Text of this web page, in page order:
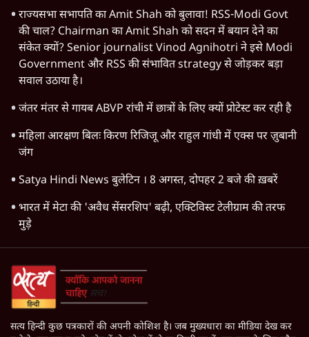
Chhatron Ki Goonj in Prayagraj: राहुल गांधी के उतरते ही
बैकफुट पर Yogi Govt?
राज्यसभा सभापति का Amit Shah को बुलावा! RSS-Modi Govt
की चाल? Chairman का Amit Shah को सदन में बयान देने का
Government और RSS की संभावित strategy से जोड़कर बड़ा
सवाल उठाया है।
जंतर मंतर से गायब ABVP रांची में छात्रों के लिए क्यों प्रोटेस्ट कर रही है
महिला आरक्षण बिलः किरण रिजिजू और राहुल गांधी में एक्स पर ज़ुबानी
जंग
Satya Hindi News बुलेटिन । 8 अगस्त, दोपहर 2 बजे की ख़बरें
मुड़े